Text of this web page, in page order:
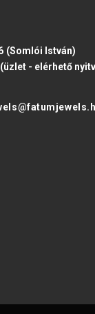
(Somlói István)
(üzlet - elérhető